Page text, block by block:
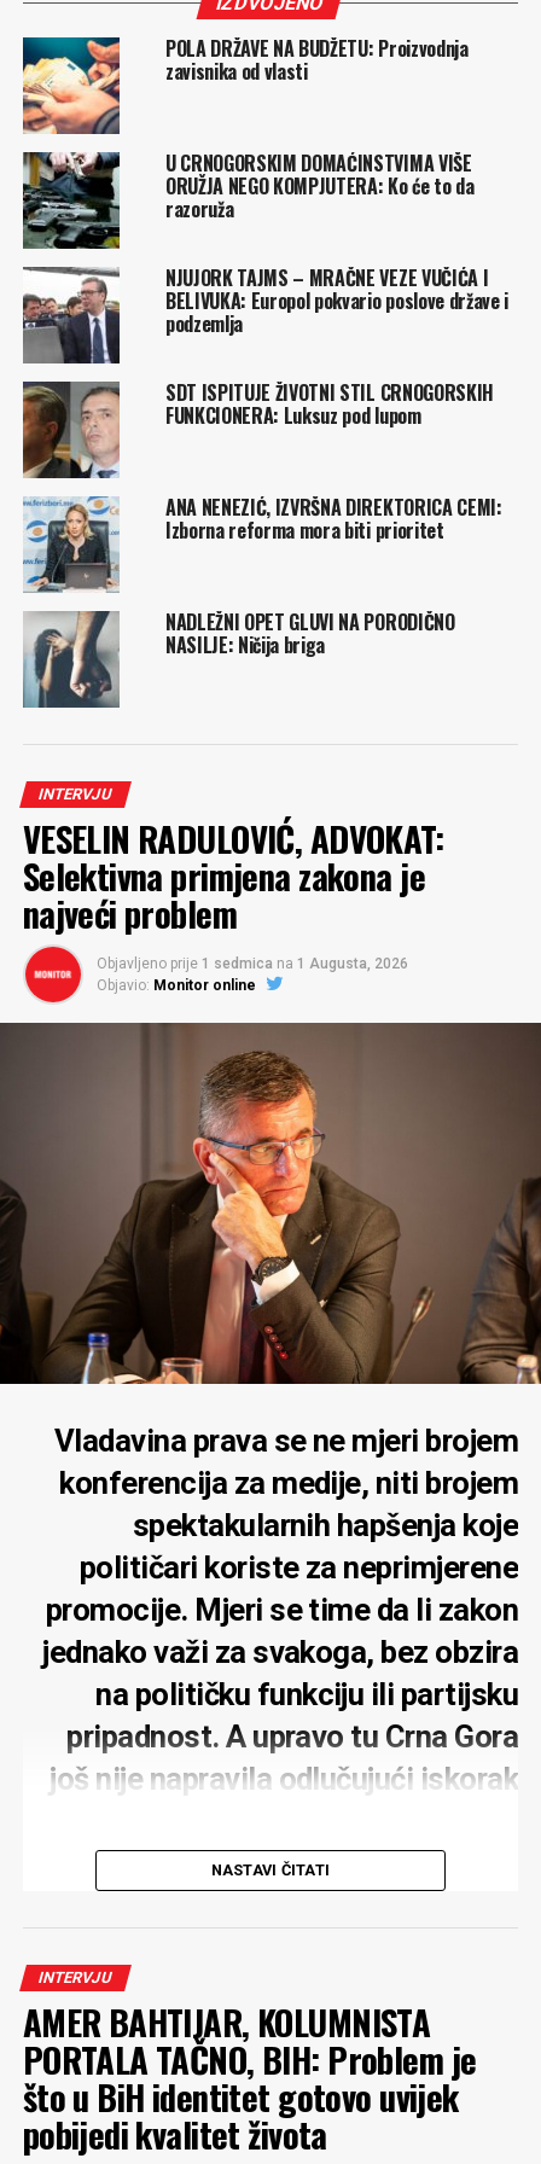
POLA DRŽAVE NA BUDŽETU: Proizvodnja
zavisnika od vlasti
U CRNOGORSKIM DOMAĆINSTVIMA VIŠE
ORUŽJA NEGO KOMPJUTERA: Ko će to da
razoruža
NJUJORK TAJMS – MRAČNE VEZE VUČIĆA I
BELIVUKA: Europol pokvario poslove države i
podzemlja
SDT ISPITUJE ŽIVOTNI STIL CRNOGORSKIH
FUNKCIONERA: Luksuz pod lupom
ANA NENEZIĆ, IZVRŠNA DIREKTORICA CEMI:
Izborna reforma mora biti prioritet
NADLEŽNI OPET GLUVI NA PORODIČNO
NASILJE: Ničija briga
INTERVJU
VESELIN RADULOVIĆ, ADVOKAT:
Selektivna primjena zakona je
najveći problem
Objavljeno prije 1 sedmica na 1 Augusta, 2026
Objavio: Monitor online
Vladavina prava se ne mjeri brojem
konferencija za medije, niti brojem
spektakularnih hapšenja koje
političari koriste za neprimjerene
promocije. Mjeri se time da li zakon
jednako važi za svakoga, bez obzira
na političku funkciju ili partijsku
pripadnost. A upravo tu Crna Gora
još nije napravila odlučujući iskorak
MONITOR:Zbog gradnje hotelskog kompleksa
kompanije Carine u Baošićima podnijeli ste krivičnu
RADULOVIĆ: Suština prijave prevazilazi ovaj
građevinski projekat. Jasno je da su Crnoj Gori potrebne
investicije, ali je ozbiljan problem što se one u velikom
broju slučajeva sprovode uz kršenje zakona koje ukazuje
NASTAVI ČITATI
INTERVJU
AMER BAHTIJAR, KOLUMNISTA
PORTALA TAČNO, BIH: Problem je
što u BiH identitet gotovo uvijek
pobijedi kvalitet života